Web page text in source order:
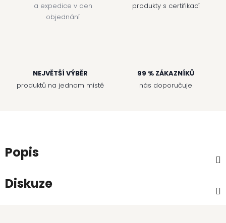
a expedice v den
objednání
produkty s certifikací
NEJVĚTŠÍ VÝBĚR
produktů na jednom místě
99 % ZÁKAZNÍKŮ
nás doporučuje
Popis
Diskuze